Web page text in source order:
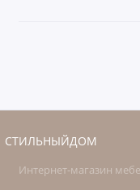
СТИЛЬНЫЙДОМ
Интернет-магазин